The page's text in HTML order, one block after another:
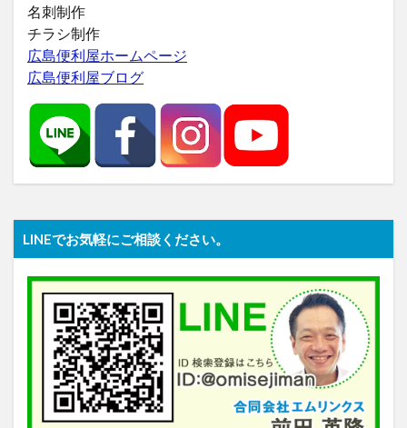
名刺制作
チラシ制作
広島便利屋ホームページ
広島便利屋ブログ
LINEでお気軽にご相談ください。